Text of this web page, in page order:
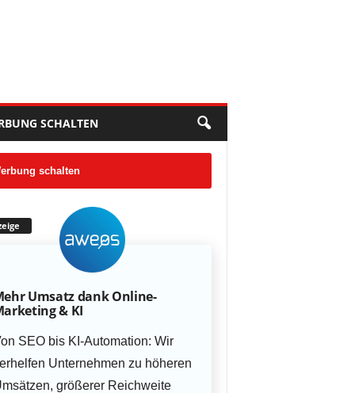
SCHALTEN
schalten
Umsatz dank Online-
& KI
SEO bis KI-Automation: Wir
Unternehmen zu höheren
größerer Reichweite